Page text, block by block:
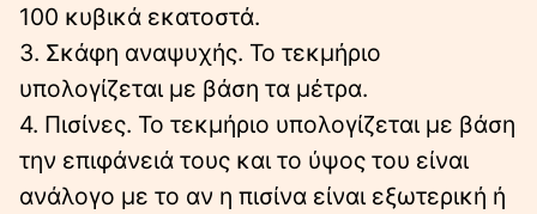
100 κυβικά εκατοστά.
3. Σκάφη αναψυχής. Το τεκμήριο
υπολογίζεται με βάση τα μέτρα.
4. Πισίνες. Το τεκμήριο υπολογίζεται με βάση
την επιφάνειά τους και το ύψος του είναι
ανάλογο με το αν η πισίνα είναι εξωτερική ή